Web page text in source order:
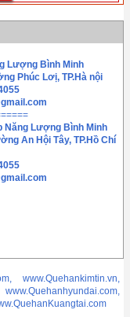
Lượng Bình Minh
Phúc Lơị, TP.Hà nội
Năng Lượng Bình Minh
An Hội Tây, TP.Hồ Chí
www.Quehankimtin.vn,